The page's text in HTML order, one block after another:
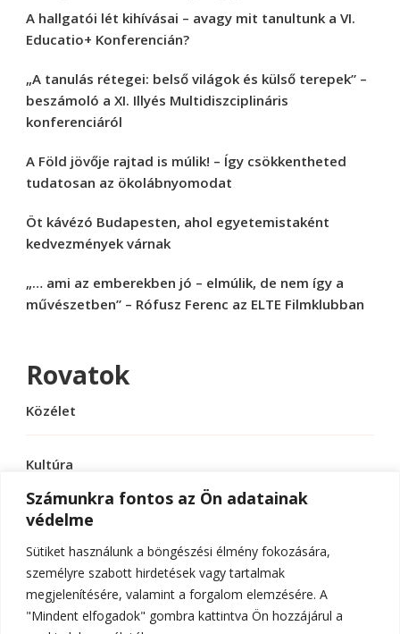
Számunkra fontos az Ön adatainak
védelme
Sütiket használunk a böngészési élmény fokozására,
személyre szabott hirdetések vagy tartalmak
megjelenítésére, valamint a forgalom elemzésére. A
"Mindent elfogadok" gombra kattintva Ön hozzájárul a
A hallgatói lét kihívásai – avagy mit tanultunk a VI.
Educatio+ Konferencián?
„A tanulás rétegei: belső világok és külső terepek” –
beszámoló a XI. Illyés Multidiszciplináris
konferenciáról
A Föld jövője rajtad is múlik! – Így csökkentheted
tudatosan az ökolábnyomodat
Öt kávézó Budapesten, ahol egyetemistaként
kedvezmények várnak
„… ami az emberekben jó – elmúlik, de nem így a
művészetben” – Rófusz Ferenc az ELTE Filmklubban
Rovatok
Közélet
Kultúra
Sport
Tudomány